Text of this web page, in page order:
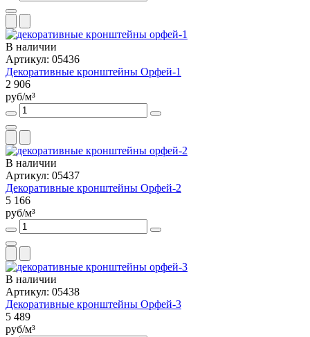
В наличии
Артикул: 05436
Декоративные кронштейны Орфей-1
2 906
руб/м³
В наличии
Артикул: 05437
Декоративные кронштейны Орфей-2
5 166
руб/м³
В наличии
Артикул: 05438
Декоративные кронштейны Орфей-3
5 489
руб/м³